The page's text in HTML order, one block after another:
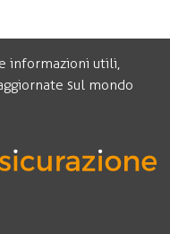
informazioni utili,
sul mondo